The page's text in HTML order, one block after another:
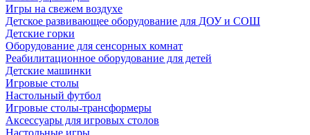
Игры на свежем воздухе
Детское развивающее оборудование для ДОУ и СОШ
Детские горки
Оборудование для сенсорных комнат
Реабилитационное оборудование для детей
Детские машинки
Игровые столы
Настольный футбол
Игровые столы-трансформеры
Аксессуары для игровых столов
Настольные игры